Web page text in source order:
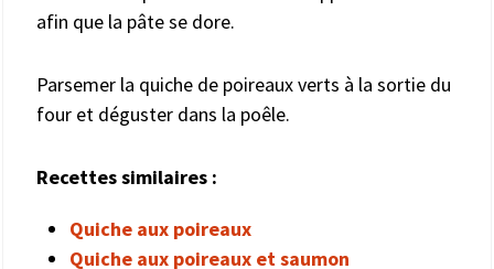
afin que la pâte se dore.
Parsemer la quiche de poireaux verts à la sortie du
four et déguster dans la poêle.
Recettes similaires :
Quiche aux poireaux
Quiche aux poireaux et saumon